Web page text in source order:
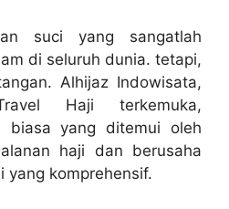
suci yang sangatlah
di seluruh dunia. tetapi,
Alhijaz Indowisata,
Haji terkemuka,
biasa yang ditemui oleh
haji dan berusaha
yang komprehensif.